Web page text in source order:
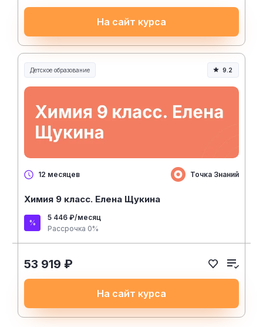
На сайт курса
Детское образование 9.2
12 месяцев Точка Знаний
Химия 9 класс. Елена Щукина
5 446 ₽/месяц
Рассрочка 0%
53 919 ₽
На сайт курса